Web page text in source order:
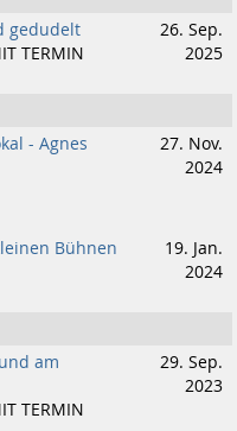
gedudelt
TERMIN
26. Sep.
2025
- Agnes
27. Nov.
2024
Bühnen
19. Jan.
2024
am
TERMIN
29. Sep.
2023